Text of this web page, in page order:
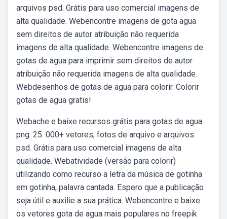
arquivos psd. Grátis para uso comercial imagens de
alta qualidade. Webencontre imagens de gota agua
sem direitos de autor atribuição não requerida
imagens de alta qualidade. Webencontre imagens de
gotas de agua para imprimir sem direitos de autor
atribuição não requerida imagens de alta qualidade.
Webdesenhos de gotas de agua para colorir. Colorir
gotas de agua gratis!
Webache e baixe recursos grátis para gotas de agua
png. 25. 000+ vetores, fotos de arquivo e arquivos
psd. Grátis para uso comercial imagens de alta
qualidade. Webatividade (versão para colorir)
utilizando como recurso a letra da música de gotinha
em gotinha, palavra cantada. Espero que a publicação
seja útil e auxilie a sua prática. Webencontre e baixe
os vetores gota de agua mais populares no freepik